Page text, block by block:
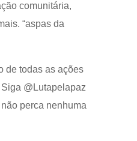
comunitária,
“aspas da
de todas as ações
@Lutapelapaz
perca nenhuma